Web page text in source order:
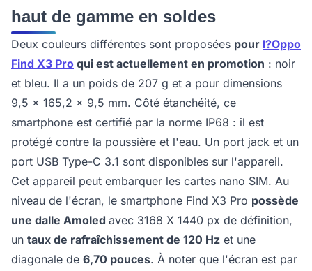
haut de gamme en soldes
Deux couleurs différentes sont proposées pour l?Oppo
Find X3 Pro qui est actuellement en promotion : noir
et bleu. Il a un poids de 207 g et a pour dimensions
9,5 x 165,2 x 9,5 mm. Côté étanchéité, ce
smartphone est certifié par la norme IP68 : il est
protégé contre la poussière et l'eau. Un port jack et un
port USB Type-C 3.1 sont disponibles sur l'appareil.
Cet appareil peut embarquer les cartes nano SIM. Au
niveau de l'écran, le smartphone Find X3 Pro possède
une dalle Amoled avec 3168 X 1440 px de définition,
un taux de rafraîchissement de 120 Hz et une
diagonale de 6,70 pouces. À noter que l'écran est par